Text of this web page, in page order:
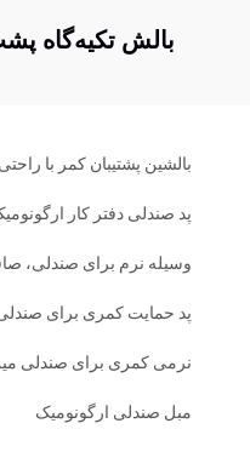
بالش تکیه‌گاه
بالشین پشتیبان کمر با راحتی
پد صندلی دفتر کار
وسیله نرم برای صندلی،
پد حمایت کمری برای
نرمی کمری برای صندلی
مبل صندلی ارگونومیک